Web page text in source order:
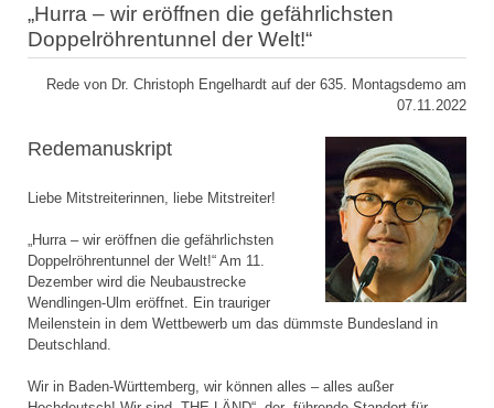
„Hurra – wir eröffnen die gefährlichsten
Doppelröhrentunnel der Welt!“
Rede von Dr. Christoph Engelhardt auf der 635. Montagsdemo am
07.11.2022
Redemanuskript
Liebe Mitstreiterinnen, liebe Mitstreiter!
„Hurra – wir eröffnen die gefährlichsten
Doppelröhrentunnel der Welt!“ Am 11.
Dezember wird die Neubaustrecke
Wendlingen-Ulm eröffnet. Ein trauriger
Meilenstein in dem Wettbewerb um das dümmste Bundesland in
Deutschland.
Wir in Baden-Württemberg, wir können alles – alles außer